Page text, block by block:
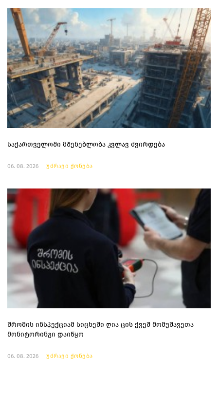
საქართველოში მშენებლობა კვლავ ძვირდება
06. 08. 2026 უძრავი ქონება
შრომის ინსპექციამ სიცხეში ღია ცის ქვეშ მომუშავეთა
მონიტორინგი დაიწყო
06. 08. 2026 უძრავი ქონება